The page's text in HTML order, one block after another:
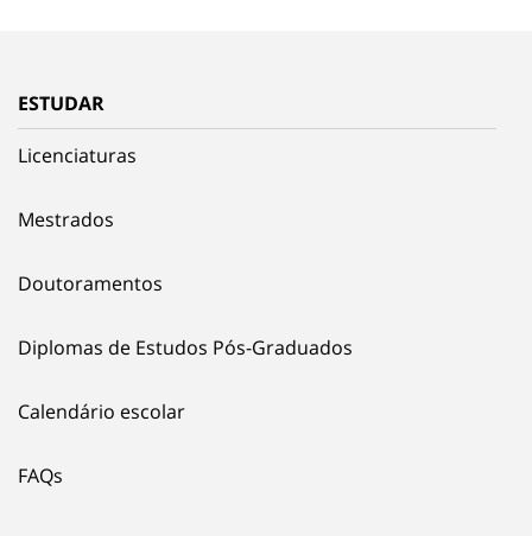
ESTUDAR
Licenciaturas
Mestrados
Doutoramentos
Diplomas de Estudos Pós-Graduados
Calendário escolar
FAQs